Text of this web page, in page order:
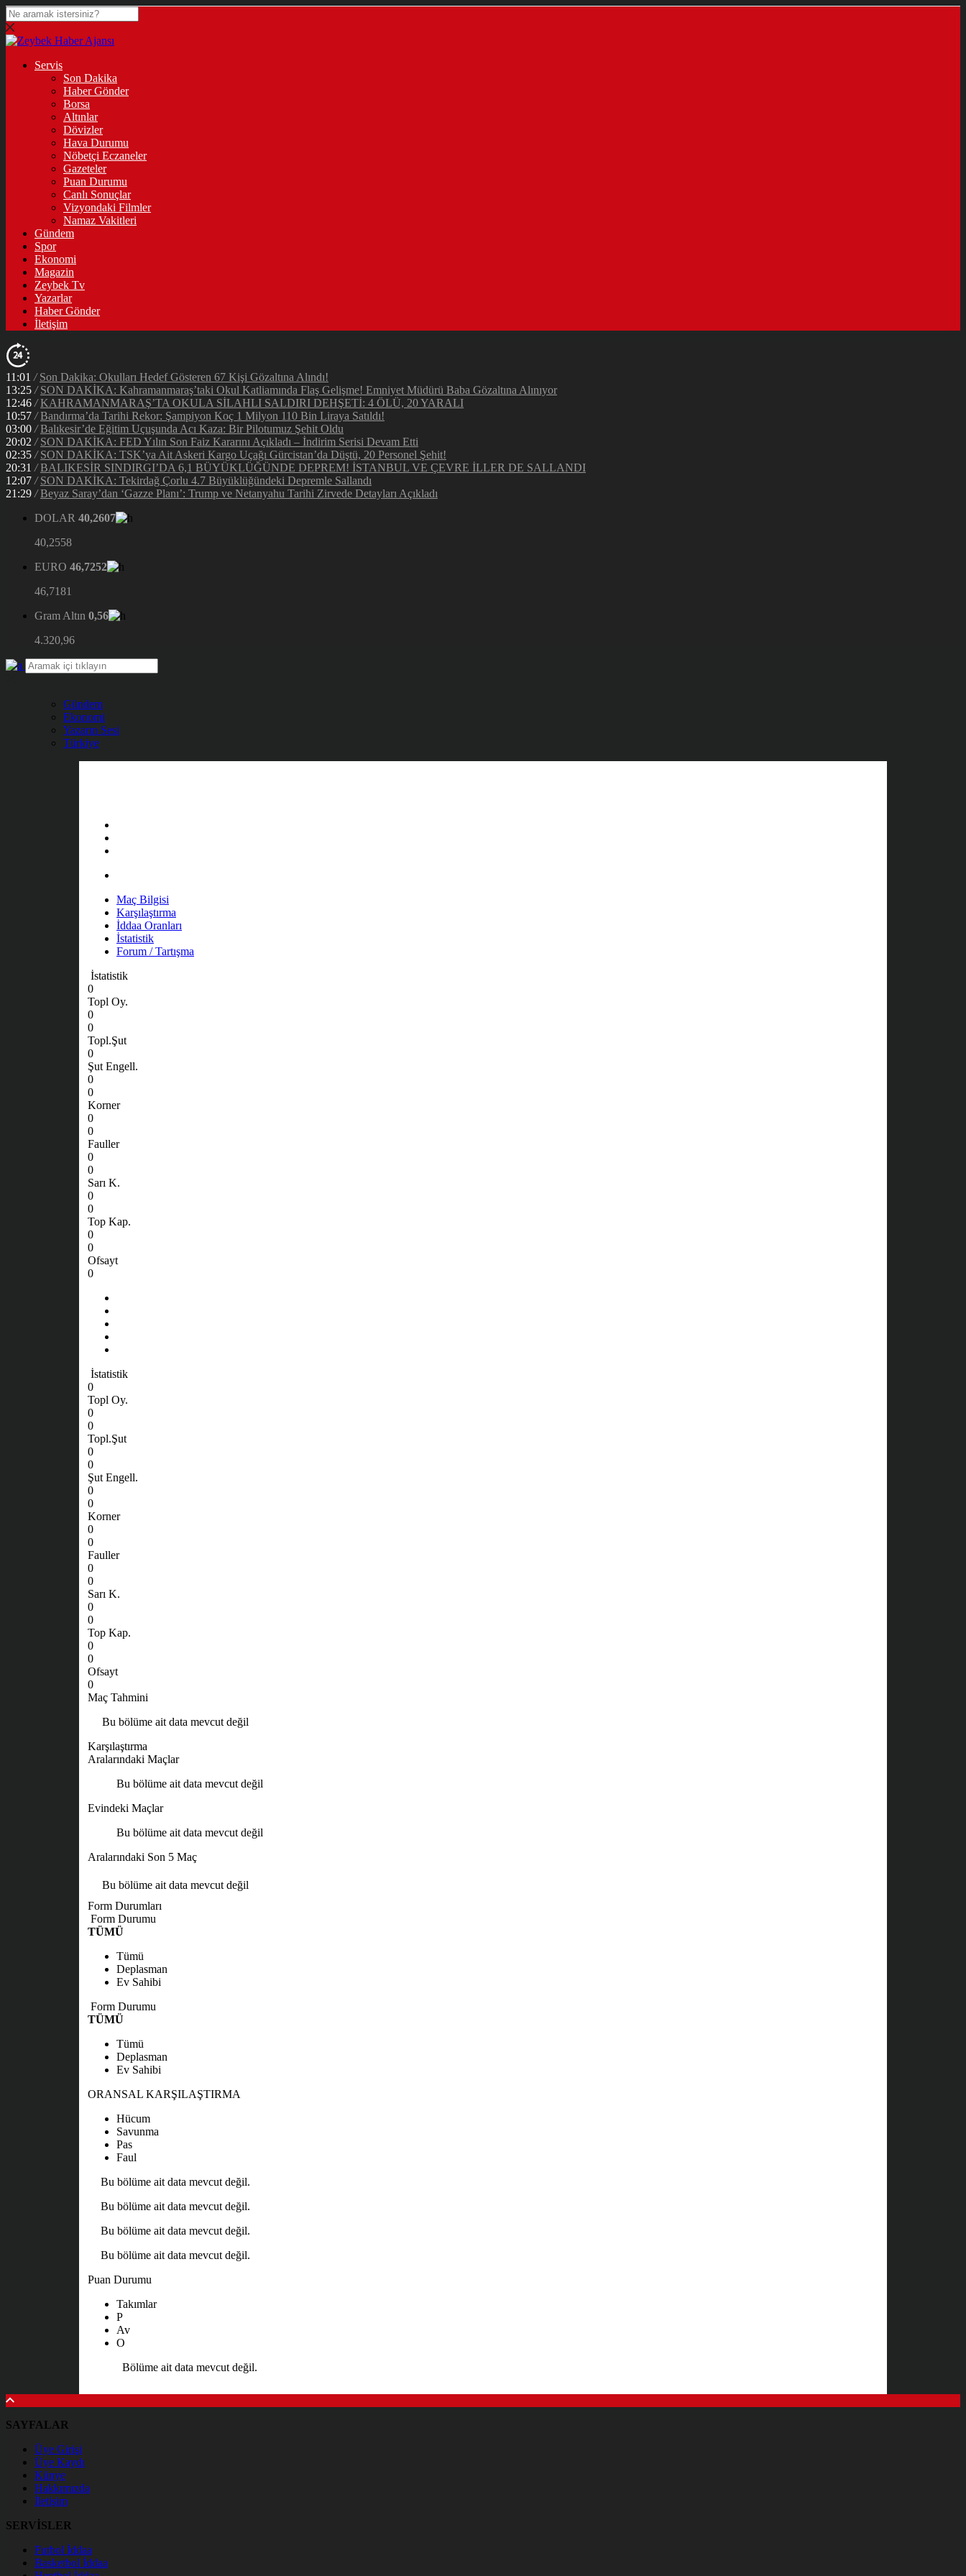
Servis
Son Dakika
Haber Gönder
Borsa
Altınlar
Dövizler
Hava Durumu
Nöbetçi Eczaneler
Gazeteler
Puan Durumu
Canlı Sonuçlar
Vizyondaki Filmler
Namaz Vakitleri
Gündem
Spor
Ekonomi
Magazin
Zeybek Tv
Yazarlar
Haber Gönder
İletişim
11:01 / Son Dakika: Okulları Hedef Gösteren 67 Kişi Gözaltına Alındı!
13:25 / SON DAKİKA: Kahramanmaraş’taki Okul Katliamında Flaş Gelişme! Emniyet Müdürü Baba Gözaltına Alınıyor
12:46 / KAHRAMANMARAŞ’TA OKULA SİLAHLI SALDIRI DEHŞETİ: 4 ÖLÜ, 20 YARALI
10:57 / Bandırma’da Tarihi Rekor: Şampiyon Koç 1 Milyon 110 Bin Liraya Satıldı!
03:00 / Balıkesir’de Eğitim Uçuşunda Acı Kaza: Bir Pilotumuz Şehit Oldu
20:02 / SON DAKİKA: FED Yılın Son Faiz Kararını Açıkladı – İndirim Serisi Devam Etti
02:35 / SON DAKİKA: TSK’ya Ait Askeri Kargo Uçağı Gürcistan’da Düştü, 20 Personel Şehit!
20:31 / BALIKESİR SINDIRGI’DA 6,1 BÜYÜKLÜĞÜNDE DEPREM! İSTANBUL VE ÇEVRE İLLER DE SALLANDI
12:07 / SON DAKİKA: Tekirdağ Çorlu 4.7 Büyüklüğündeki Depremle Sallandı
21:29 / Beyaz Saray’dan ‘Gazze Planı’: Trump ve Netanyahu Tarihi Zirvede Detayları Açıkladı
DOLAR 40,2607
40,2558
EURO 46,7252
46,7181
Gram Altın 0,56
4.320,96
Gündem
Ekonomi
Yazarın Sesi
Türkiye
Maç Bilgisi
Karşılaştırma
İddaa Oranları
İstatistik
Forum / Tartışma
İstatistik
0
Topl Oy.
0
0
Topl.Şut
0
Şut Engell.
0
0
Korner
0
0
Fauller
0
0
Sarı K.
0
0
Top Kap.
0
0
Ofsayt
0
İstatistik
0
Topl Oy.
0
0
Topl.Şut
0
0
Şut Engell.
0
0
Korner
0
0
Fauller
0
0
Sarı K.
0
0
Top Kap.
0
0
Ofsayt
0
Maç Tahmini
Bu bölüme ait data mevcut değil
Karşılaştırma
Aralarındaki Maçlar
Bu bölüme ait data mevcut değil
Evindeki Maçlar
Bu bölüme ait data mevcut değil
Aralarındaki Son 5 Maç
Bu bölüme ait data mevcut değil
Form Durumları
Form Durumu
TÜMÜ
Tümü
Deplasman
Ev Sahibi
Form Durumu
TÜMÜ
Tümü
Deplasman
Ev Sahibi
ORANSAL KARŞILAŞTIRMA
Hücum
Savunma
Pas
Faul
Bu bölüme ait data mevcut değil.
Bu bölüme ait data mevcut değil.
Bu bölüme ait data mevcut değil.
Bu bölüme ait data mevcut değil.
Puan Durumu
Takımlar
P
Av
O
Bölüme ait data mevcut değil.
SAYFALAR
Üye Girişi
Üye Kaydı
Künye
Hakkımızda
İletişim
SERVİSLER
Futbol İddaa
Basketbol İddaa